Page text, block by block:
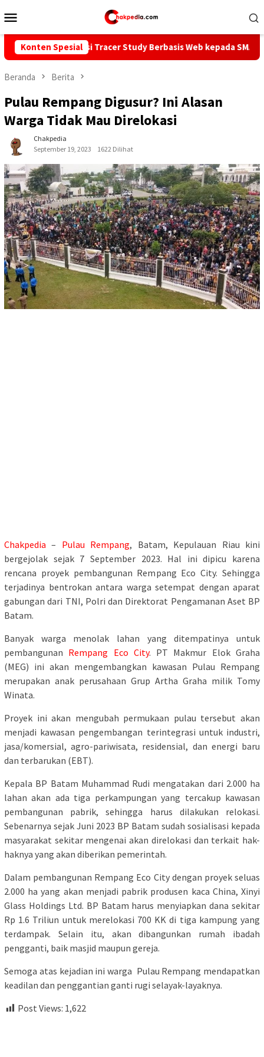
ke
Mobile
Konten Spesial
Tracer Study Berbasis Web kepada SMAIT Al-Mumtaz
Beranda Berita
Pulau Rempang Digusur? Ini Alasan
Warga Tidak Mau Direlokasi
Chakpedia
September 19, 2023
1622 Dilihat
Chakpedia – Pulau Rempang, Batam, Kepulauan Riau kini
bergejolak sejak 7 September 2023. Hal ini dipicu karena
rencana proyek pembangunan Rempang Eco City. Sehingga
terjadinya bentrokan antara warga setempat dengan aparat
gabungan dari TNI, Polri dan Direktorat Pengamanan Aset BP
Batam.
Banyak warga menolak lahan yang ditempatinya untuk
pembangunan Rempang Eco City. PT Makmur Elok Graha
(MEG) ini akan mengembangkan kawasan Pulau Rempang
merupakan anak perusahaan Grup Artha Graha milik Tomy
Winata.
Proyek ini akan mengubah permukaan pulau tersebut akan
menjadi kawasan pengembangan terintegrasi untuk industri,
jasa/komersial, agro-pariwisata, residensial, dan energi baru
dan terbarukan (EBT).
Kepala BP Batam Muhammad Rudi mengatakan dari 2.000 ha
lahan akan ada tiga perkampungan yang tercakup kawasan
pembangunan pabrik, sehingga harus dilakukan relokasi.
Sebenarnya sejak Juni 2023 BP Batam sudah sosialisasi kepada
masyarakat sekitar mengenai akan direlokasi dan terkait hak-
haknya yang akan diberikan pemerintah.
Dalam pembangunan Rempang Eco City dengan proyek seluas
2.000 ha yang akan menjadi pabrik produsen kaca China, Xinyi
Glass Holdings Ltd. BP Batam harus menyiapkan dana sekitar
Rp 1.6 Triliun untuk merelokasi 700 KK di tiga kampung yang
terdampak. Selain itu, akan dibangunkan rumah ibadah
pengganti, baik masjid maupun gereja.
Semoga atas kejadian ini warga Pulau Rempang mendapatkan
keadilan dan penggantian ganti rugi selayak-layaknya.
Post Views: 1,622